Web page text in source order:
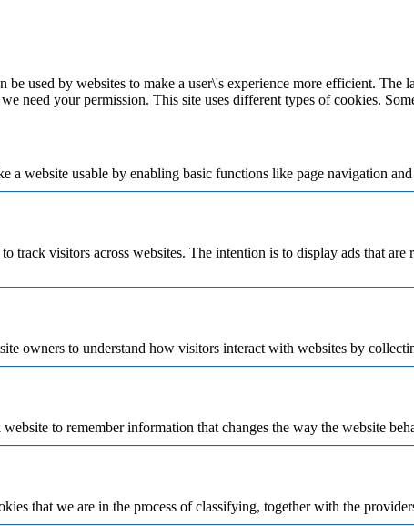
be used by websites to make a user\'s experience more efficient.
need your permission. This site uses different types of cookies.
a website usable by enabling basic functions like page navigation
track visitors across websites. The intention is to display ads that
owners to understand how visitors interact with websites by
website to remember information that changes the way the website
that we are in the process of classifying, together with the